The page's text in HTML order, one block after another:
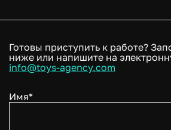
Готовы приступить к работе?
ниже или напишите на
info@toys-agency.com
Имя*